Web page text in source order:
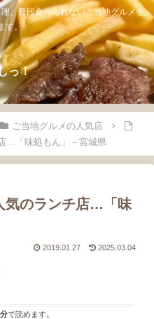
。普段食べられないご当地グルメを
す。
っ！
ご当地グルメの人気店
…「味処もん」－宮城県
気のランチ店…「味
2019.01.27 2025.03.04
で読めます。